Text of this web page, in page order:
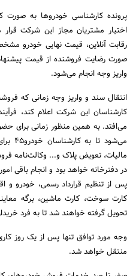
پرونده کارشناسی خودرو‌ها به صورت
اختیار مشتریان مجاز این شرکت
رقابت آنلاین، قیمت نهایی خودرو
صورت رضایت فروشنده از قیمت
واریز وجه انجام می‌شود.
انتقال سند و واریز وجه زمانی که
کارشناسان این شرکت اعلام کند،
می‌افتد. به همین منظور زمانی برای
مالیات، تعویض پلاک و... وکالت‌نامه
در دفترخانه خواهد بود و انجام باقی
پس از تنظیم قرارداد رسمی، خودرو و
کارت سوخت، کارت ماشین، برگه
تحویل گرفته خواهند شد تا به فرد
وجه مورد توافق تنها پس از یک روز
منتقل خواهد شد.